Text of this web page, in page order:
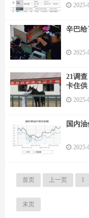
2025-
辛巴给
2025-
21调
卡住供
2025-
国内
2025-
首页 上一页 1
末页